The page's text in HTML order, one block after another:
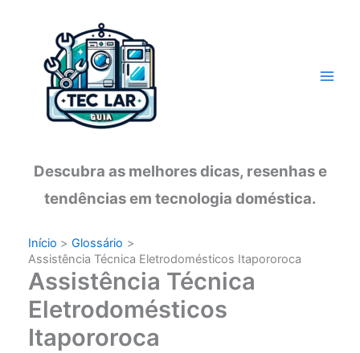
conteúdo
Descubra as melhores dicas, resenhas e
tendências em tecnologia doméstica.
Início
Glossário
Assistência Técnica Eletrodomésticos Itapororoca
Assistência Técnica
Eletrodomésticos
Itapororoca